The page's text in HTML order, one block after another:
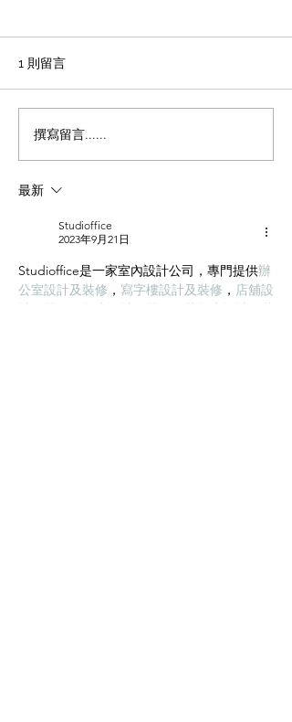
office裝修輕磚的主要功能
1、重量輕：絕對乾容重500-
土的1/4，粘土磚的1/3，空心
磚的1/2。它類似於木頭，可
的綜合成本。 2、耐火性：耐
材料。...
1 則留言
撰寫留言......
最新
Studioffice
2023年9月21日
Studioffice是一家室內設計公司，專門提供辦
公室設計及裝修 ， 寫字樓設計及裝修 ， 店舖設
計及裝修
餐廳設計及裝修
茶餐廳設計及裝